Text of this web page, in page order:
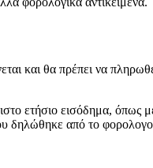
και θα πρέπει να
ετήσιο εισόδημα, όπως
δηλώθηκε από το